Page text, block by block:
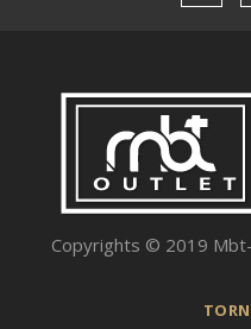
Copyrights © 2019